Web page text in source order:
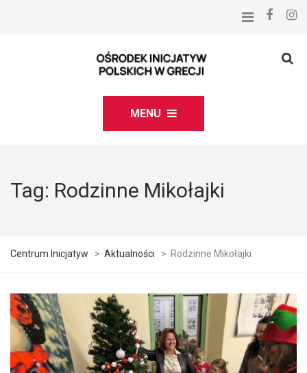
MENU
Tag: Rodzinne Mikołajki
Centrum Inicjatyw > Aktualności > Rodzinne Mikołajki